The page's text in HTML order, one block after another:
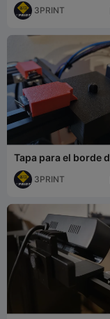
3PRINT
Tapa para el borde
del bastidor de la
impresora de
3PRINT